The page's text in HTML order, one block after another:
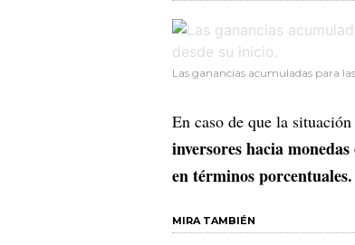
Las ganancias acumuladas para
En caso de que la
inversores hacia
en términos porcentuales.
MIRA TAMBIÉN